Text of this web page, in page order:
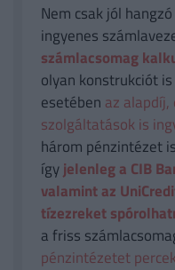
Nem csak jól
ingyenes
számlacsomag
olyan konstrukciót
esetében az
szolgáltatások is
három pénzintézet
ígyjelenleg a CIB
valamint az
tízezreket
a friss
pénzintézetet